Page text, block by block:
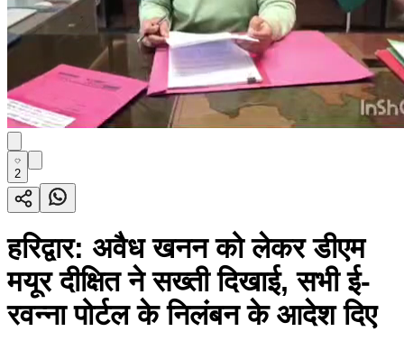
2
हरिद्वार: अवैध खनन को लेकर डीएम
मयूर दीक्षित ने सख्ती दिखाई, सभी ई-
रवन्ना पोर्टल के निलंबन के आदेश दिए